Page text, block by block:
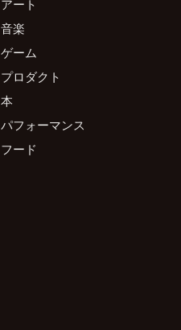
アート
音楽
ゲーム
プロダクト
本
パフォーマンス
フード